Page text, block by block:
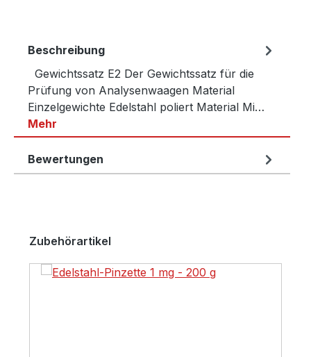
Beschreibung
Gewichtssatz E2 Der Gewichtssatz für die
Prüfung von Analysenwaagen Material
Einzelgewichte Edelstahl poliert Material Mi…
Mehr
Bewertungen
Produktgalerie überspringen
Zubehörartikel